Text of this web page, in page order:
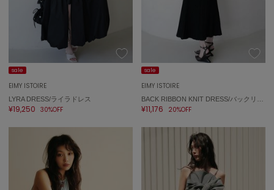
sale
EIMY ISTOIRE
LYRA DRESS/ライラドレス
¥19,250 30%OFF
sale
EIMY ISTOIRE
¥11,176 20%OFF